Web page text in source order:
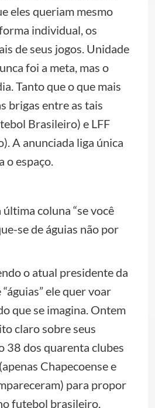
eles queriam mesmo
individual, os
de seus jogos. Unidade
foi a meta, mas o
Tanto que o que mais
brigas entre as tais
Brasileiro) e LFF
A anunciada liga única
o espaço.
coluna “se você
se de águias não por
o atual presidente da
ele quer voar
que se imagina. Ontem
claro sobre seus
38 dos quarenta clubes
Chapecoense e
para propor
futebol brasileiro.